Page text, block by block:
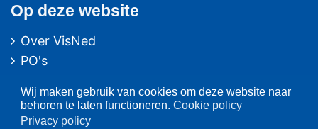
Wij maken gebruik van cookies om deze website naar
behoren te laten functioneren. Cookie policy
Privacy policy
Op deze website
Over VisNed
PO's
Contact
Nieuwsarchief